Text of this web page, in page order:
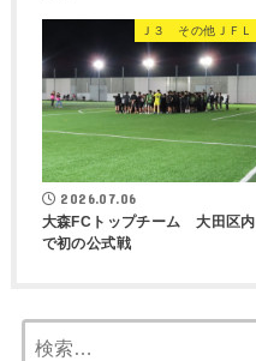
Ｊ３ その他ＪＦＬ
2026.07.06
大森FCトップチーム 大田区内
で初の公式戦